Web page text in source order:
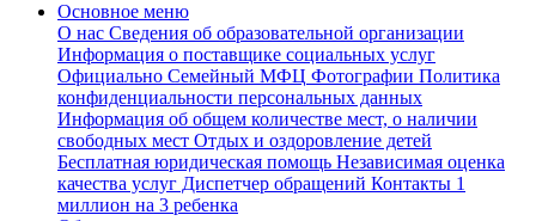
Основное меню
О нас Сведения об образовательной организации
Информация о поставщике социальных услуг
Официально Семейный МФЦ Фотографии Политика
конфиденциальности персональных данных
Информация об общем количестве мест, о наличии
свободных мест Отдых и оздоровление детей
Бесплатная юридическая помощь Независимая оценка
качества услуг Диспетчер обращений Контакты 1
миллион на 3 ребенка